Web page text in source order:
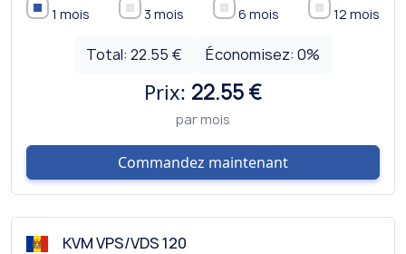
1 mois 3 mois 6 mois 12 mois
Total:22.55 € Économisez: 0%
Prix: 22.55 €
par mois
Commandez maintenant
KVM VPS/VDS 120